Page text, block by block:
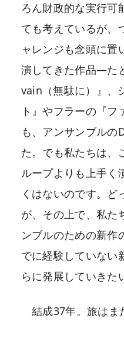
ろん財政的な実行可
ても考えているが、
ャレンジも念頭に置
演してきた作品―た
vain（無駄に）』、
ト』やフラーの『
も、アンサンブルの
た。でも私たちは、
ループよりも上手く
くはないのです。ど
が、その上で、私た
ンブルのための新作
でに経験していない
らに発展していきた
結成37年。旅はま